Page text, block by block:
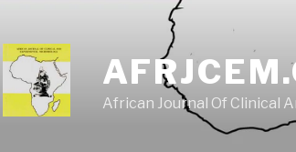
African Journal Of Clinical